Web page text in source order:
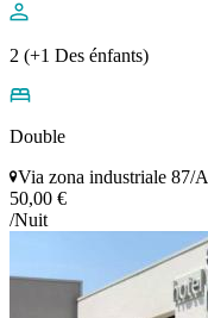
2 (+1 Des énfants)
Double
Via zona industriale 87/A
50,00 €
/Nuit